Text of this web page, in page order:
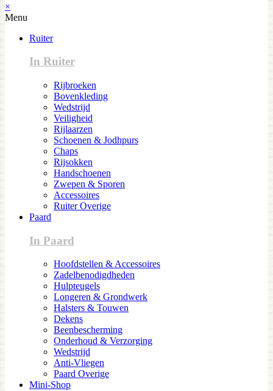
×
Menu
Ruiter
In Ruiter
Rijbroeken
Bovenkleding
Wedstrijd
Veiligheid
Rijlaarzen
Schoenen & Jodhpurs
Chaps
Rijsokken
Handschoenen
Zwepen & Sporen
Accessoires
Ruiter Overige
Paard
In Paard
Hoofdstellen & Accessoires
Zadelbenodigdheden
Hulpteugels
Longeren & Grondwerk
Halsters & Touwen
Dekens
Beenbescherming
Onderhoud & Verzorging
Wedstrijd
Anti-Vliegen
Paard Overige
Mini-Shop